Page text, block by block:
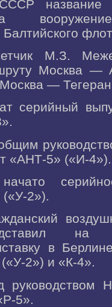
название
М.З.
Москва —
—
серийный
«АНТ-5» («И-4»).
серийное
2»).
на
в
2») и «К-4».
5».